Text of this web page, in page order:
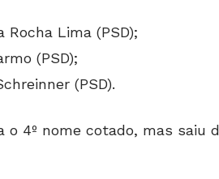
Rocha Lima (PSD);
(PSD);
(PSD).
o 4º nome cotado, mas